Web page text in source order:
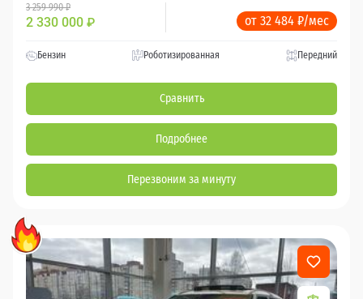
3 259 990 ₽
2 330 000 ₽ от 32 484 ₽/мес
Бензин Роботизированная Передний
Сравнить
Подробнее
Перезвоним за минуту